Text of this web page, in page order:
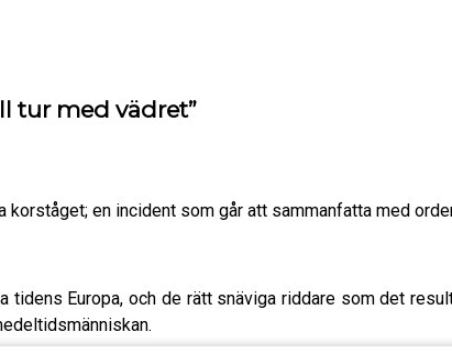
tur med vädret”
en incident som går att sammanfatta med
tidens Europa, och de rätt snäviga riddare som det